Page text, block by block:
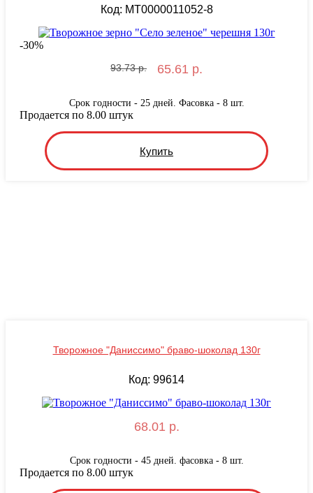
Код: MT0000011052-8
-30%
93.73 р. 65.61 р.
Срок годности - 25 дней. Фасовка - 8 шт.
Купить
Продается по 8.00 штук
Творожное "Даниссимо" браво-шоколад 130г
Код: 99614
68.01 р.
Срок годности - 45 дней. фасовка - 8 шт.
Продается по 8.00 штук